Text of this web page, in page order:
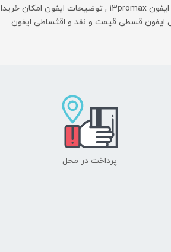
ایفون قسطی قیمت و نقد و اقثساطی ایفون
پرداخت در محل